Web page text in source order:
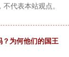
代表本站观点。
为何他们的国王